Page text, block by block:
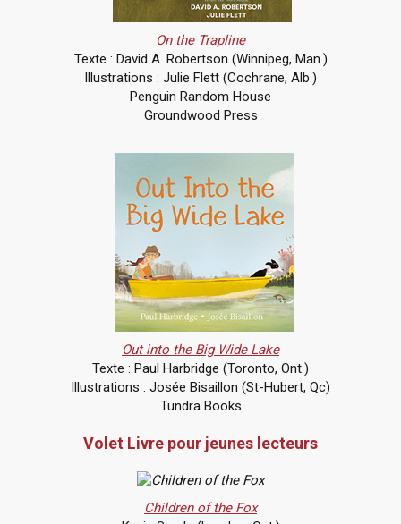
On the Trapline
Texte : David A. Robertson (Winnipeg, Man.)
Illustrations : Julie Flett (Cochrane, Alb.)
Penguin Random House
Groundwood Press
Out into the Big Wide Lake
Texte : Paul Harbridge (Toronto, Ont.)
Illustrations : Josée Bisaillon (St-Hubert, Qc)
Tundra Books
Volet Livre pour jeunes lecteurs
Children of the Fox